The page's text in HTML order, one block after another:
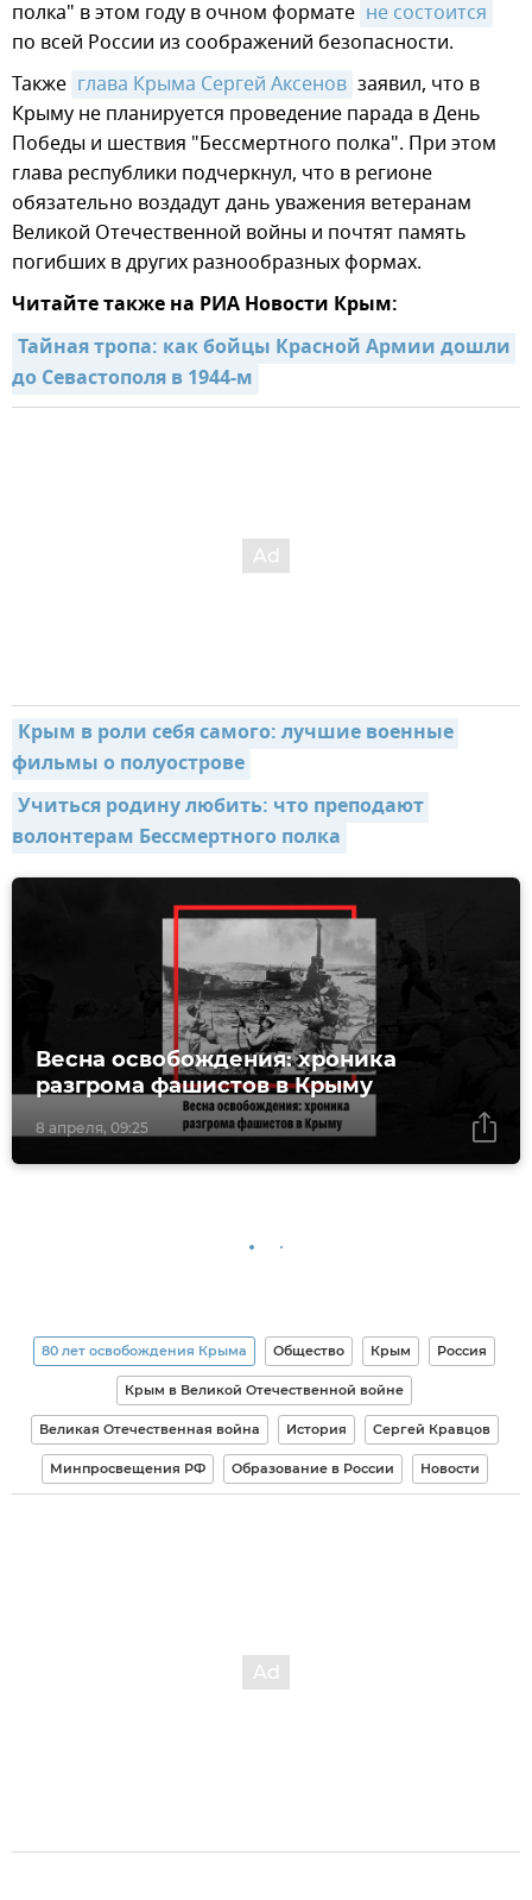
полка" в этом году в очном формате не состоится
по всей России из соображений безопасности.
Также глава Крыма Сергей Аксенов заявил, что в
Крыму не планируется проведение парада в День
Победы и шествия "Бессмертного полка". При этом
глава республики подчеркнул, что в регионе
обязательно воздадут дань уважения ветеранам
Великой Отечественной войны и почтят память
погибших в других разнообразных формах.
Читайте также на РИА Новости Крым:
Тайная тропа: как бойцы Красной Армии дошли
до Севастополя в 1944-м
Крым в роли себя самого: лучшие военные
фильмы о полуострове
Учиться родину любить: что преподают
волонтерам Бессмертного полка
8 апреля, 09:25
Весна освобождения: хроника
разгрома фашистов в Крыму
80 лет освобождения Крыма Общество Крым Россия
Крым в Великой Отечественной войне
Великая Отечественная война История Сергей Кравцов
Минпросвещения РФ Образование в России Новости